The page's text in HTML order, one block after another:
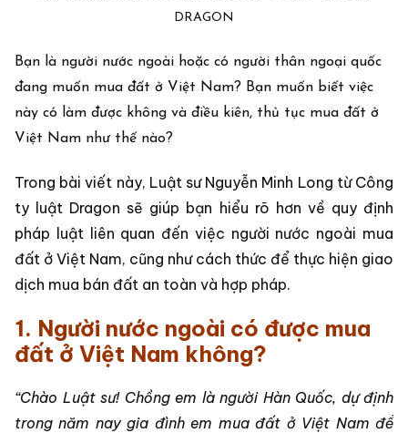
DRAGON
Bạn là người nước ngoài hoặc có người thân ngoại quốc
đang muốn mua đất ở Việt Nam? Bạn muốn biết việc
này có làm được không và điều kiên, thủ tục mua đất ở
Việt Nam như thế nào?
Trong bài viết này, Luật sư Nguyễn Minh Long từ Công
ty luật Dragon sẽ giúp bạn hiểu rõ hơn về quy định
pháp luật liên quan đến việc người nước ngoài mua
đất ở Việt Nam, cũng như cách thức để thực hiện giao
dịch mua bán đất an toàn và hợp pháp.
1. Người nước ngoài có được mua
đất ở Việt Nam không?
“Chào Luật sư! Chồng em là người Hàn Quốc, dự định
trong năm nay gia đình em mua đất ở Việt Nam để